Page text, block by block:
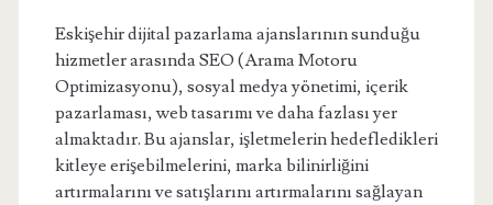
Eskişehir dijital pazarlama ajanslarının sunduğu
hizmetler arasında SEO (Arama Motoru
Optimizasyonu), sosyal medya yönetimi, içerik
pazarlaması, web tasarımı ve daha fazlası yer
almaktadır. Bu ajanslar, işletmelerin hedefledikleri
kitleye erişebilmelerini, marka bilinirliğini
artırmalarını ve satışlarını artırmalarını sağlayan